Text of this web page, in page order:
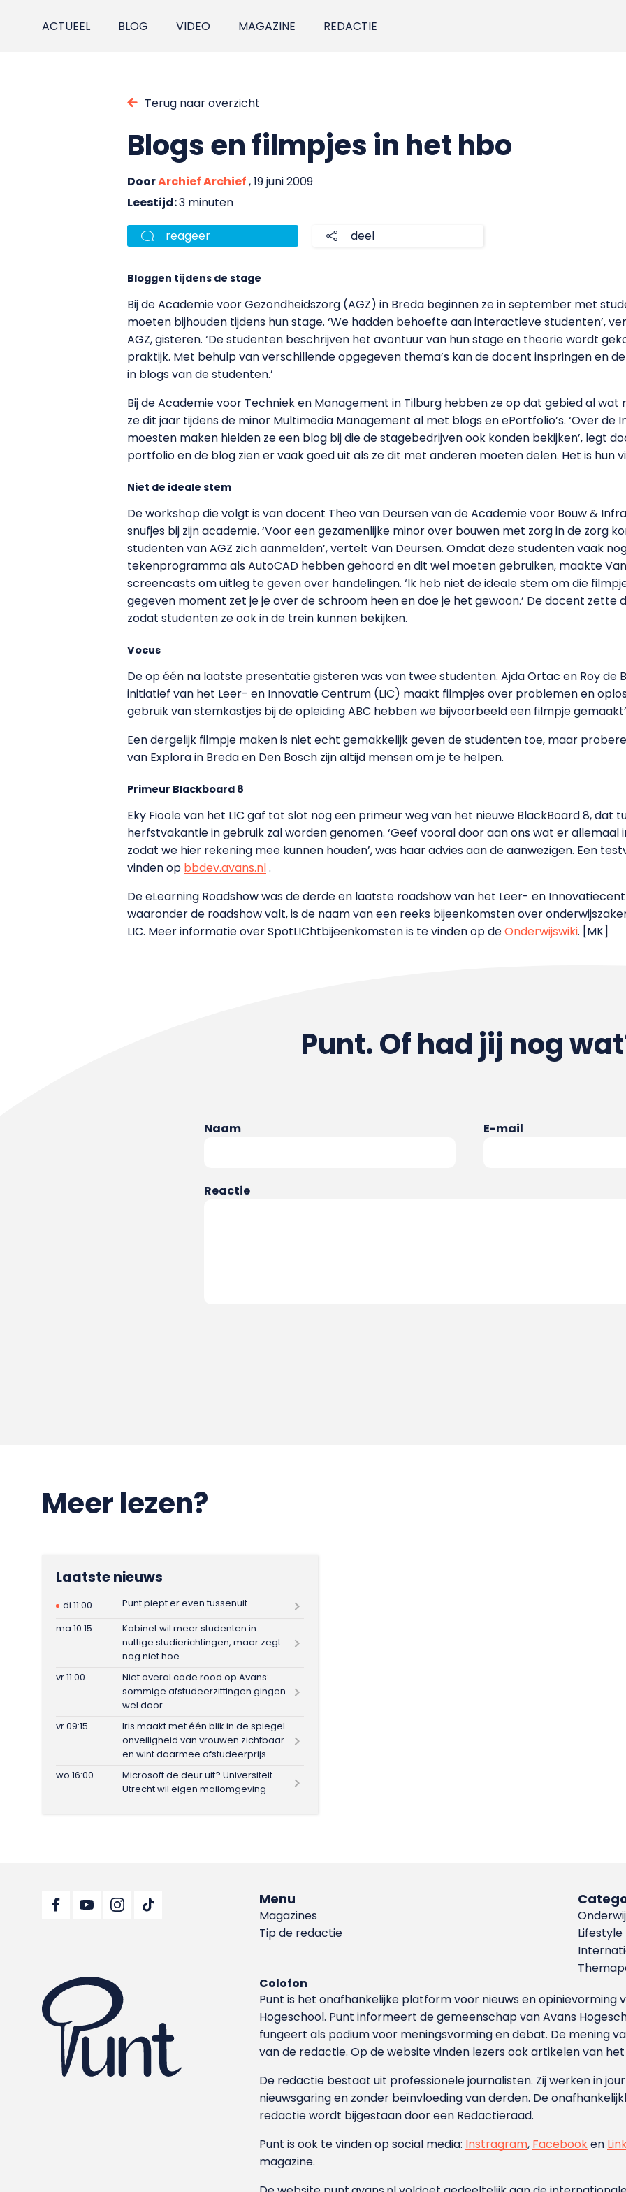
ACTUEEL BLOG VIDEO MAGAZINE REDACTIE
Terug naar overzicht
Blogs en filmpjes in het hbo
DoorArchief Archief, 19 juni 2009
Leestijd:3 minuten
reageer deel
Bloggen tijdens de stage
Bij de Academie voor Gezondheidszorg (AGZ) in Breda beginnen ze in september met
moeten bijhouden tijdens hun stage. ‘We hadden behoefte aan interactieve studenten’,
AGZ, gisteren. ‘De studenten beschrijven het avontuur van hun stage en theorie wordt
praktijk. Met behulp van verschillende opgegeven thema’s kan de docent inspringen en
in blogs van de studenten.’
Bij de Academie voor Techniek en Management in Tilburg hebben ze op dat gebied al
ze dit jaar tijdens de minor Multimedia Management al met blogs en ePortfolio’s. ‘Over
moesten maken hielden ze een blog bij die de stagebedrijven ook konden bekijken’, legt
portfolio en de blog zien er vaak goed uit als ze dit met anderen moeten delen. Het is hun
Niet de ideale stem
De workshop die volgt is van docent Theo van Deursen van de Academie voor Bouw &
snufjes bij zijn academie. ‘Voor een gezamenlijke minor over bouwen met zorg in de zorg
studenten van AGZ zich aanmelden’, vertelt Van Deursen. Omdat deze studenten vaak
tekenprogramma als AutoCAD hebben gehoord en dit wel moeten gebruiken, maakte
screencasts om uitleg te geven over handelingen. ‘Ik heb niet de ideale stem om die
gegeven moment zet je je over de schroom heen en doe je het gewoon.’ De docent zette
zodat studenten ze ook in de trein kunnen bekijken.
Vocus
De op één na laatste presentatie gisteren was van twee studenten. Ajda Ortac en Roy de
initiatief van het Leer- en Innovatie Centrum (LIC) maakt filmpjes over problemen en
gebruik van stemkastjes bij de opleiding ABC hebben we bijvoorbeeld een filmpje
Een dergelijk filmpje maken is niet echt gemakkelijk geven de studenten toe, maar
van Explora in Breda en Den Bosch zijn altijd mensen om je te helpen.
Primeur Blackboard 8
Eky Fioole van het LIC gaf tot slot nog een primeur weg van het nieuwe BlackBoard 8, dat
herfstvakantie in gebruik zal worden genomen. ‘Geef vooral door aan ons wat er allemaal
zodat we hier rekening mee kunnen houden’, was haar advies aan de aanwezigen. Een
vinden op bbdev.avans.nl.
De eLearning Roadshow was de derde en laatste roadshow van het Leer- en
waaronder de roadshow valt, is de naam van een reeks bijeenkomsten over
LIC. Meer informatie over SpotLIChtbijeenkomsten is te vinden op deOnderwijswiki. [MK]
Punt. Of had jij nog
Naam E-mail
Reactie
Meer lezen?
Laatste nieuws
di 11:00
Punt piept er even tussenuit
ma 10:15
Kabinet wil meer studenten in
nuttige studierichtingen, maar zegt
nog niet hoe
vr 11:00
Niet overal code rood op Avans:
sommige afstudeerzittingen gingen
wel door
vr 09:15
Iris maakt met één blik in de spiegel
onveiligheid van vrouwen zichtbaar
en wint daarmee afstudeerprijs
wo 16:00
Microsoft de deur uit? Universiteit
Utrecht wil eigen mailomgeving
Menu
Magazines
Tip de redactie
Lifestyle
Colofon
Punt is het onafhankelijke platform voor nieuws en
Hoge­school. Punt informeert de gemeenschap van Avans
fungeert als podium voor meningsvorming en debat. De mening
van de redactie. Op de website vinden lezers ook artikelen van
De redactie bestaat uit professionele journalisten. Zij werken in
nieuwsgaring en zonder beïnvloeding van derden. De
redactie wordt bijgestaan door een Redactieraad.
Punt is ook te vinden op social media: Instragram, Facebooken
magazine.